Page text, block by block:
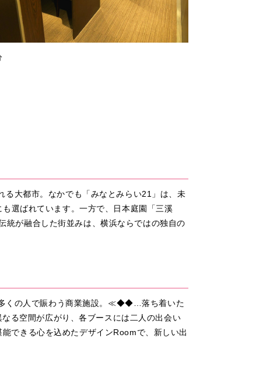
る大都市。なかでも「みなとみらい21」は、未
選ばれています。一方で、日本庭園「三溪
統が融合した街並みは、横浜ならではの独自の
多くの人で賑わう商業施設。≪◆◆…落ち着いた
空間が広がり、各ブースには二人の出会い
できる心を込めたデザインRoomで、新しい出